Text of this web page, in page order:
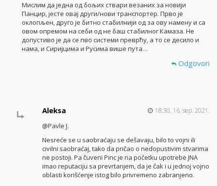
Мислим да једна од бољих ствари везаних за новији
Панцир, јесте овај други/нови транспортер. Прво је
оклопљен, друго је битно стабилнији од за ову намену и са
овом опремом на себи од не баш стабилног Камаза. Не
допустиво је да се пво системи преврћу, а то се десило и
нама, и Сиријцима и Русима више пута…
Odgovori
Aleksa 18:30, 16. sep. 2021.
@Pavle J.
Nesreće se u saobraćaju se dešavaju, bilo to vojni ili
civilni saobraćaj, tako da pričao o nedopustivim stvarima
ne postoji. Pa čuveni Pinc je na početku upotrebe JNA
imao reputaciju sa prevrtanjem, da je čak i u jednoj vojno
oblasti korišćenje istog bilo privremeno zabranjeno.